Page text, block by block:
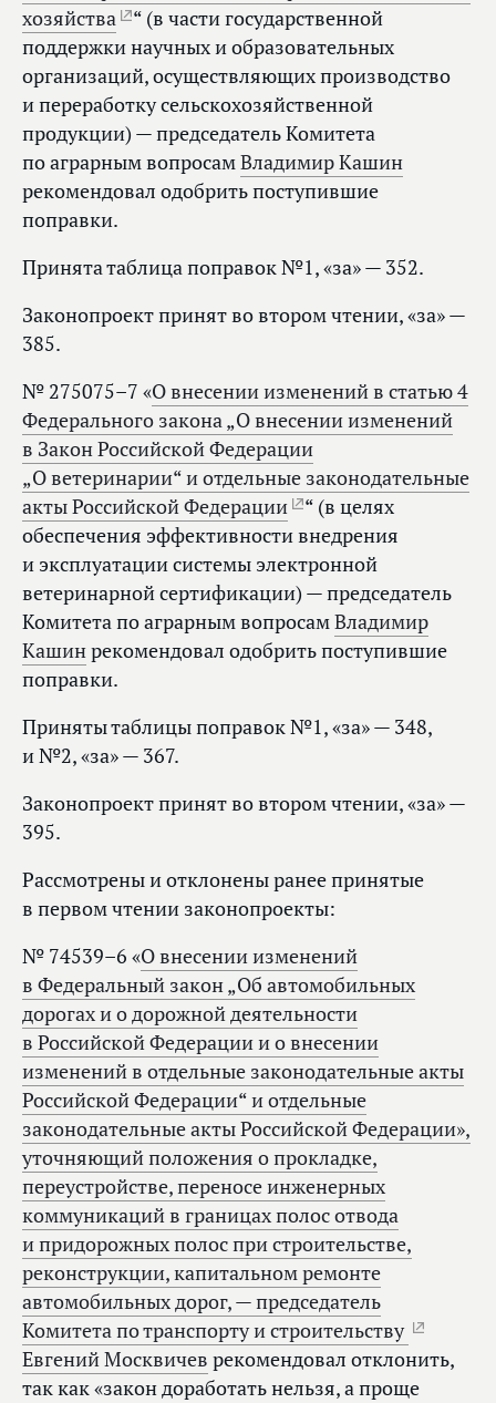
хозяйства
“ (в части государственной
поддержки научных и образовательных
организаций, осуществляющих производство
и переработку сельскохозяйственной
продукции) — председатель Комитета
по аграрным вопросамВладимир Кашин
рекомендовал одобрить поступившие
поправки.
Принята таблица поправок №1, «за» — 352.
Законопроект принят во втором чтении, «за» —
385.
№ 275075–7 «О внесении изменений в статью 4
Федерального закона „О внесении изменений
в Закон Российской Федерации
„О ветеринарии“ и отдельные законодательные
акты Российской Федерации
“ (в целях
обеспечения эффективности внедрения
и эксплуатации системы электронной
ветеринарной сертификации) — председатель
Комитета по аграрным вопросамВладимир
Кашинрекомендовал одобрить поступившие
поправки.
Приняты таблицы поправок №1, «за» — 348,
и №2, «за» — 367.
Законопроект принят во втором чтении, «за» —
395.
Рассмотрены и отклонены ранее принятые
в первом чтении законопроекты:
№ 74539–6 «О внесении изменений
в Федеральный закон „Об автомобильных
дорогах и о дорожной деятельности
в Российской Федерации и о внесении
изменений в отдельные законодательные акты
Российской Федерации“ и отдельные
законодательные акты Российской Федерации»,
уточняющий положения о прокладке,
переустройстве, переносе инженерных
коммуникаций в границах полос отвода
и придорожных полос при строительстве,
реконструкции, капитальном ремонте
автомобильных дорог, — председатель
Комитета по транспорту и строительству
Евгений Москвичев рекомендовал отклонить,
так как «закон доработать нельзя, а проще